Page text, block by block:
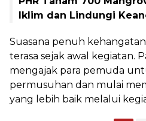
Iklim dan Lindungi
Suasana penuh
terasa sejak awal kegiatan.
mengajak para pemuda
permusuhan dan mulai
yang lebih baik melalui